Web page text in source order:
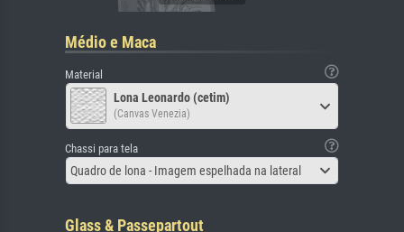
Médio e Maca
Material
Lona Leonardo (cetim)
(Canvas Venezia)
Chassi para tela
Quadro de lona - Imagem espelhada na lateral
Glass & Passepartout